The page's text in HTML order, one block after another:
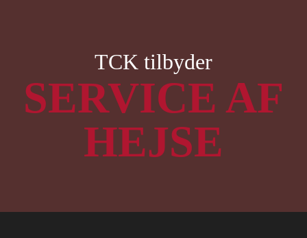
TCK tilbyder
SERVICE AF
HEJSE